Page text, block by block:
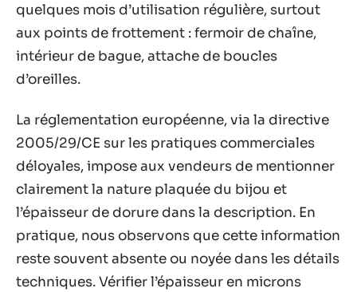
quelques mois d’utilisation régulière, surtout
aux points de frottement : fermoir de chaîne,
intérieur de bague, attache de boucles
d’oreilles.
La réglementation européenne, via la directive
2005/29/CE sur les pratiques commerciales
déloyales, impose aux vendeurs de mentionner
clairement la nature plaquée du bijou et
l’épaisseur de dorure dans la description. En
pratique, nous observons que cette information
reste souvent absente ou noyée dans les détails
techniques. Vérifier l’épaisseur en microns